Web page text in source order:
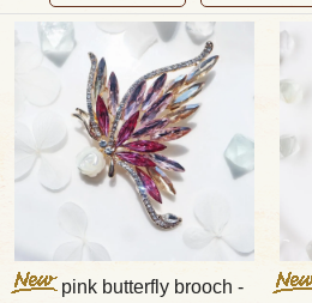
pink butterfly brooch -